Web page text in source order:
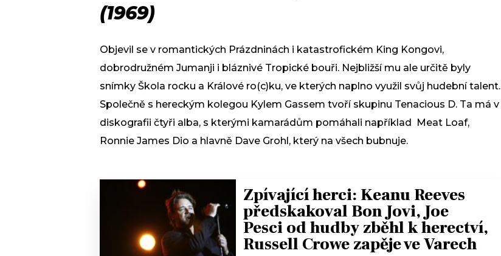
(1969)
Objevil se v romantických Prázdninách i katastrofickém King Kongovi,
dobrodružném Jumanji i bláznivé Tropické bouři. Nejbližší mu ale určitě byly
snímky Škola rocku a Králové ro(c)ku, ve kterých naplno využil svůj hudební talent.
Společně s hereckým kolegou Kylem Gassem tvoří skupinu Tenacious D. Ta má v
diskografii čtyři alba, s kterými kamarádům pomáhali například Meat Loaf,
Ronnie James Dio a hlavně Dave Grohl, který na všech bubnuje.
Zpívající herci: Keanu Reeves
předskakoval Bon Jovi, Joe
Pesci od hudby zběhl k herectví,
Russell Crowe zapěje ve Varech